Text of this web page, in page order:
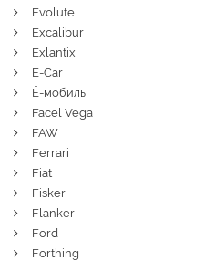
Evolute
Excalibur
Exlantix
E-Car
Ё-мобиль
Facel Vega
FAW
Ferrari
Fiat
Fisker
Flanker
Ford
Forthing